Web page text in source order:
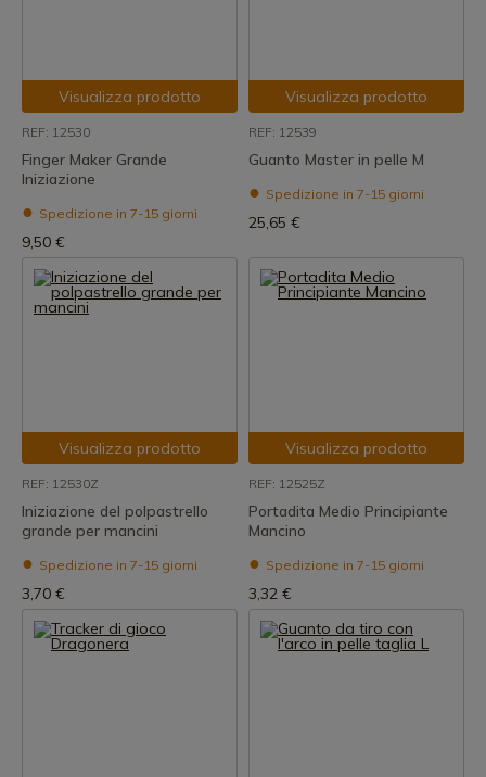
Visualizza prodotto
REF: 12530
Finger Maker Grande
Iniziazione
Spedizione in 7-15 giorni
9,50 €
Visualizza prodotto
REF: 12539
Guanto Master in pelle M
Spedizione in 7-15 giorni
25,65 €
Visualizza prodotto
REF: 12530Z
Iniziazione del polpastrello
grande per mancini
Spedizione in 7-15 giorni
3,70 €
Visualizza prodotto
REF: 12525Z
Portadita Medio Principiante
Mancino
Spedizione in 7-15 giorni
3,32 €